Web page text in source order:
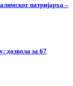
патријарха –
дозвола за 67